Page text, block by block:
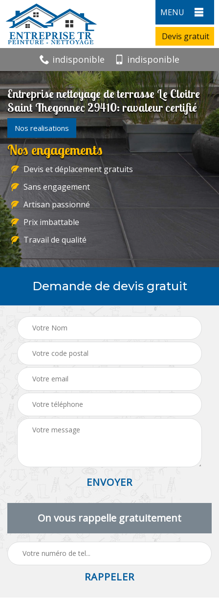
MENU
Devis gratuit
indisponible indisponible
Entreprise nettoyage de terrasse Le Cloitre
Saint Thegonnec 29410: ravaleur certifié
Nos realisations
Nos engagements
Devis et déplacement gratuits
Sans engagement
Artisan passionné
Prix imbattable
Travail de qualité
Demande de devis gratuit
On vous rappelle gratuitement